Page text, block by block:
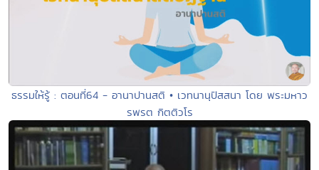
ธรรมให้รู้ : ตอนที่64 - อานาปานสติ • เวทนานุปัสสนา โดย พระมหาว
รพรต กิตติวโร